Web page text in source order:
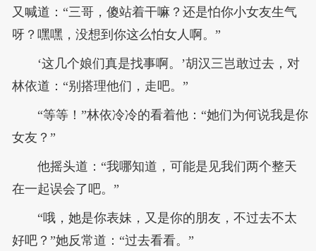
又喊道：“三哥，傻站着干嘛？还是怕你小女友生气
呀？嘿嘿，没想到你这么怕女人啊。”
‘这几个娘们真是找事啊。’胡汉三岂敢过去，对
林依道：“别搭理他们，走吧。”
“等等！”林依冷冷的看着他：“她们为何说我是你
女友？”
他摇头道：“我哪知道，可能是见我们两个整天
在一起误会了吧。”
“哦，她是你表妹，又是你的朋友，不过去不太
好吧？”她反常道：“过去看看。”